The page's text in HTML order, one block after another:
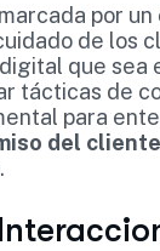
por
de los
que sea
tácticas de
para
del